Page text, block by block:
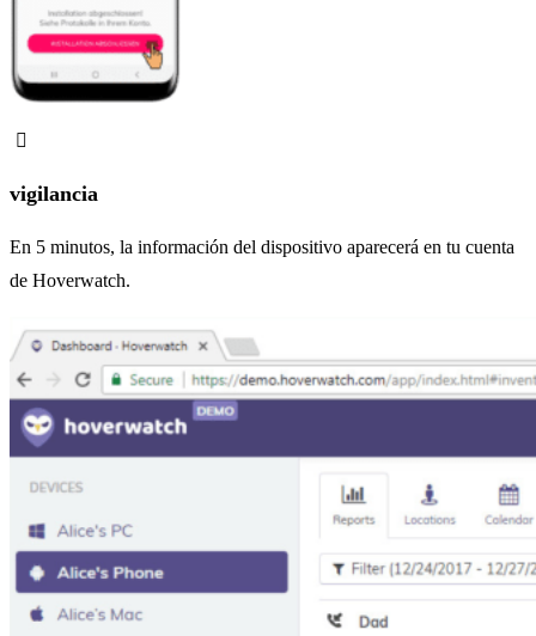
vigilancia
En 5 minutos, la información del dispositivo aparecerá en tu cuenta
de Hoverwatch.